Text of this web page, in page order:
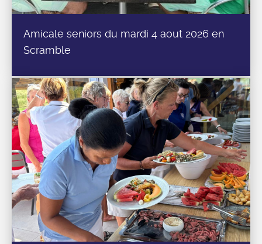
Amicale seniors du mardi 4 aout 2026 en
Scramble